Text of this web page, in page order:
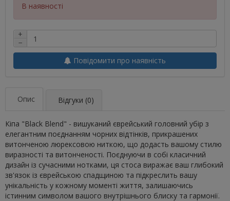
В наявності
+
−
Повідомити про наявність
Опис Відгуки (0)
Кіпа "Black Blend" - вишуканий єврейський головний убір з
елегантним поєднанням чорних відтінків, прикрашених
витонченою люрексовою ниткою, що додасть вашому стилю
виразності та витонченості. Поєднуючи в собі класичний
дизайн із сучасними нотками, ця стоса виражає ваш глибокий
зв'язок із єврейською спадщиною та підкреслить вашу
унікальність у кожному моменті життя, залишаючись
істинним символом вашого внутрішнього блиску та гармонії.